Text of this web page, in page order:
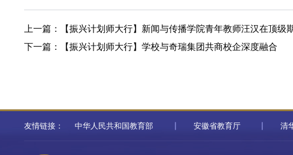
上一篇：
【振兴计划师大行】新闻与传播学院青年教师汪汉在顶
下一篇：
【振兴计划师大行】学校与奇瑞集团共商校企深度融合
友情链接： 中华人民共和国教育部 安徽省教育厅 清